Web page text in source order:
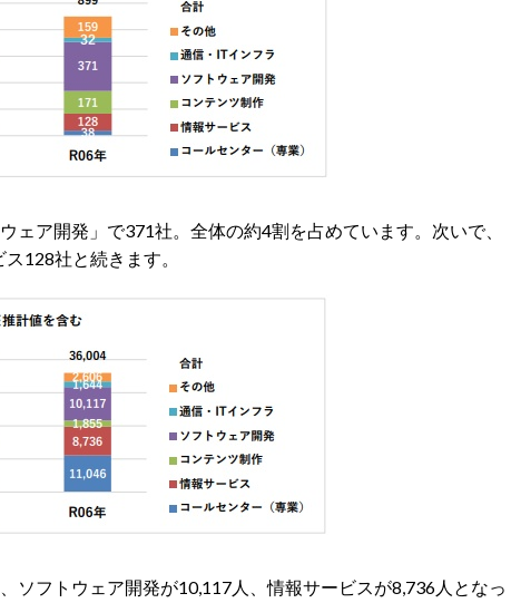
ア開発」で371社。全体の約4割を占めています。次いで、
128社と続きます。
ソフトウェア開発が10,117人、情報サービスが8,736人となっ